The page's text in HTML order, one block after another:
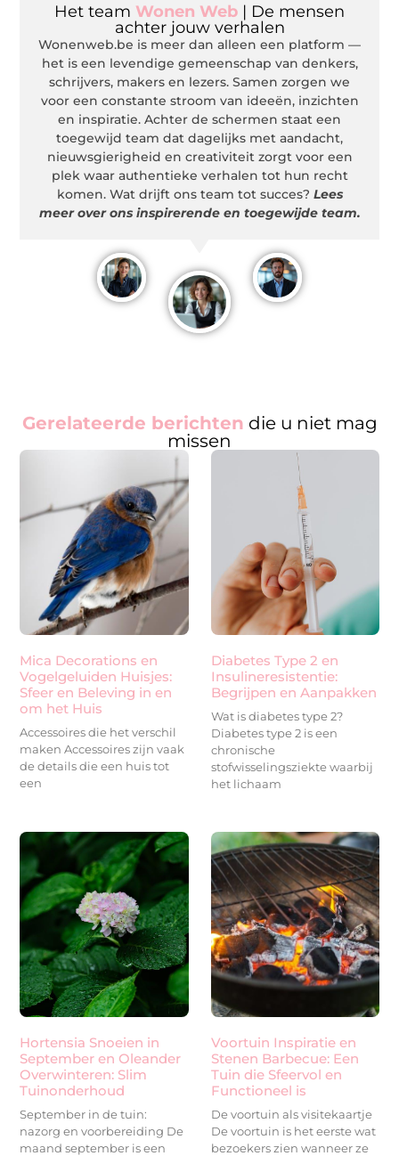
Het team Wonen Web | De mensen
achter jouw verhalen
Wonenweb.be is meer dan alleen een platform —
het is een levendige gemeenschap van denkers,
schrijvers, makers en lezers. Samen zorgen we
voor een constante stroom van ideeën, inzichten
en inspiratie. Achter de schermen staat een
toegewijd team dat dagelijks met aandacht,
nieuwsgierigheid en creativiteit zorgt voor een
plek waar authentieke verhalen tot hun recht
komen. Wat drijft ons team tot succes? Lees
meer over ons inspirerende en toegewijde team.
Gerelateerde berichten die u niet mag
missen
Mica Decorations en
Vogelgeluiden Huisjes:
Sfeer en Beleving in en
om het Huis
Accessoires die het verschil
maken Accessoires zijn vaak
de details die een huis tot
een
Diabetes Type 2 en
Insulineresistentie:
Begrijpen en Aanpakken
Wat is diabetes type 2?
Diabetes type 2 is een
chronische
stofwisselingsziekte waarbij
het lichaam
Hortensia Snoeien in
September en Oleander
Overwinteren: Slim
Tuinonderhoud
September in de tuin:
nazorg en voorbereiding De
maand september is een
Voortuin Inspiratie en
Stenen Barbecue: Een
Tuin die Sfeervol en
Functioneel is
De voortuin als visitekaartje
De voortuin is het eerste wat
bezoekers zien wanneer ze